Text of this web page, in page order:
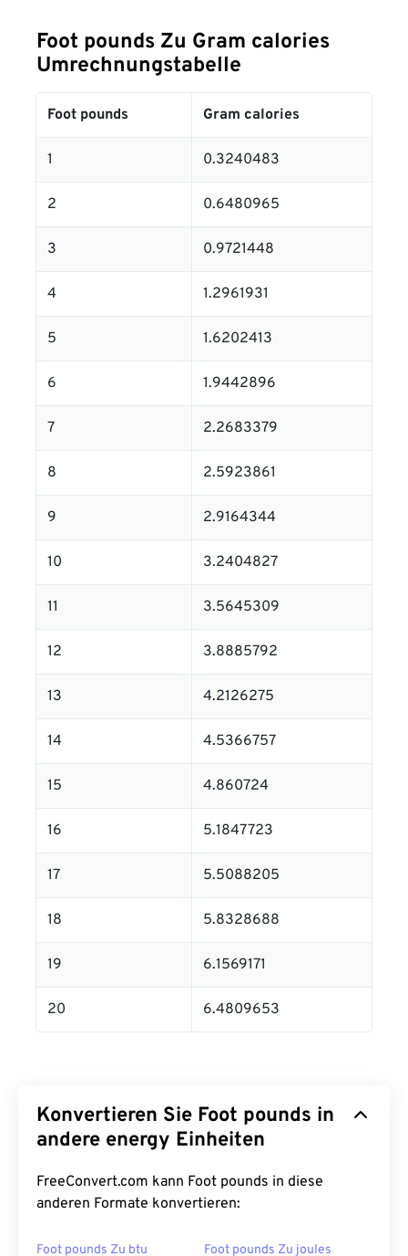
Foot pounds Zu Gram calories
Umrechnungstabelle
Foot pounds Gram calories
1 0.3240483
2 0.6480965
3 0.9721448
4 1.2961931
5 1.6202413
6 1.9442896
7 2.2683379
8 2.5923861
9 2.9164344
10 3.2404827
11 3.5645309
12 3.8885792
13 4.2126275
14 4.5366757
15 4.860724
16 5.1847723
17 5.5088205
18 5.8328688
19 6.1569171
20 6.4809653
Konvertieren Sie Foot pounds in
andere energy Einheiten
FreeConvert.com kann Foot pounds in diese
anderen Formate konvertieren:
Foot pounds Zu btu Foot pounds Zu joules